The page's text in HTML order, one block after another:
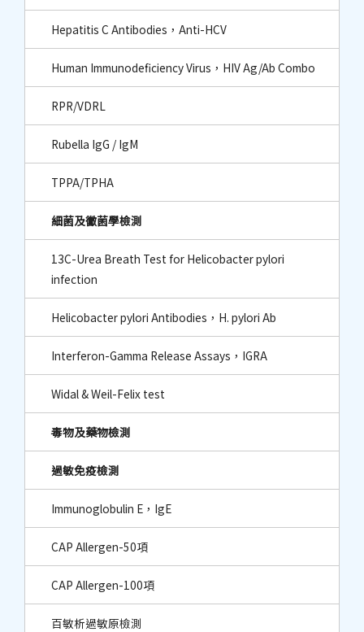
Hepatitis C Antibodies，Anti-HCV
Human Immunodeficiency Virus，HIV Ag/Ab Combo
RPR/VDRL
Rubella IgG / IgM
TPPA/TPHA
細菌及黴菌學檢測
13C-Urea Breath Test for Helicobacter pylori
infection
Helicobacter pylori Antibodies，H. pylori Ab
Interferon-Gamma Release Assays，IGRA
Widal & Weil-Felix test
毒物及藥物檢測
過敏免疫檢測
Immunoglobulin E，IgE
CAP Allergen-50項
CAP Allergen-100項
百敏析過敏原檢測